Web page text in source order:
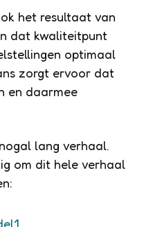
het resultaat van
dat kwaliteitpunt
optimaal
zorgt ervoor dat
en daarmee
lang verhaal.
om dit hele verhaal